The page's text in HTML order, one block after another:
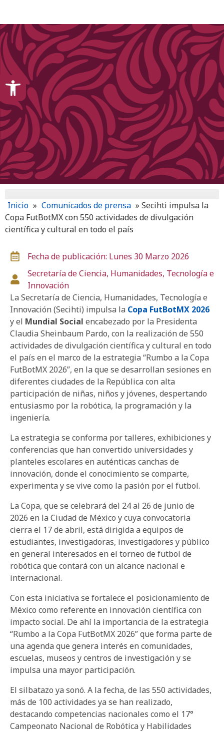
Inicio » Comunicados de prensa » Secihti impulsa la
Copa FutBotMX con 550 actividades de divulgación
científica y cultural en todo el país
Fecha de publicación: Lunes 30 Marzo 2026
Secretaría de Ciencia, Humanidades, Tecnología e
Innovación
La Secretaría de Ciencia, Humanidades, Tecnología e
Innovación (Secihti) impulsa la Copa FutBotMX 2026
y el Mundial Social encabezado por la Presidenta
Claudia Sheinbaum Pardo, con la realización de 550
actividades de divulgación científica y cultural en todo
el país en el marco de la estrategia “Rumbo a la Copa
FutBotMX 2026”, en la que se desarrollan sesiones en
diferentes ciudades de la República con alta
participación de niñas, niños y jóvenes, despertando
entusiasmo por la robótica, la programación y la
ingeniería.
La estrategia se conforma por talleres, exhibiciones y
conferencias que han convertido universidades y
planteles escolares en auténticas canchas de
innovación, donde el conocimiento se comparte,
experimenta y se vive como la pasión por el futbol.
La Copa, que se celebrará del 24 al 26 de junio de
2026 en la Ciudad de México y cuya convocatoria
cierra el 17 de abril, está dirigida a equipos de
estudiantes, investigadoras, investigadores y público
en general interesados en el torneo de futbol de
robótica que contará con un alcance nacional e
internacional.
Con esta iniciativa se fortalece el posicionamiento de
México como referente en innovación científica con
impacto social. De ahí la importancia de la estrategia
“Rumbo a la Copa FutBotMX 2026” que forma parte de
una agenda que genera interés en comunidades,
escuelas, museos y centros de investigación y se
impulsa una mayor participación.
El silbatazo ya sonó. A la fecha, de las 550 actividades,
más de 100 actividades ya se han realizado,
destacando competencias nacionales como el 17°
Campeonato Nacional de Robótica y Habilidades
Open toolbar